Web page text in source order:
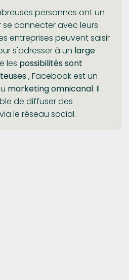
personnes ont un
connecter avec leurs
entreprises peuvent saisir
s'adresser à un large
les possibilités sont
, Facebook est un
marketing omnicanal. Il
de diffuser des
le réseau social.